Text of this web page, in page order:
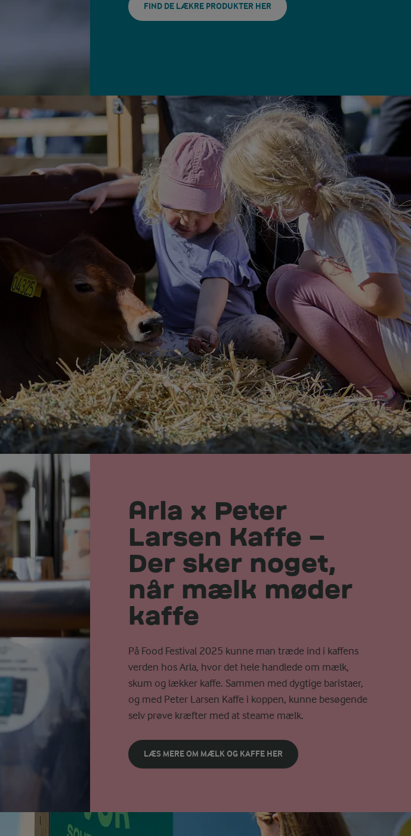
FIND DE LÆKRE PRODUKTER HER
Arla x Peter
Larsen Kaffe –
Der sker noget,
når mælk møder
kaffe
På Food Festival 2025 kunne man træde ind i kaffens
verden hos Arla, hvor det hele handlede om mælk,
skum og lækker kaffe. Sammen med dygtige baristaer,
og med Peter Larsen Kaffe i koppen, kunne besøgende
selv prøve kræfter med at steame mælk.
LÆS MERE OM MÆLK OG KAFFE HER